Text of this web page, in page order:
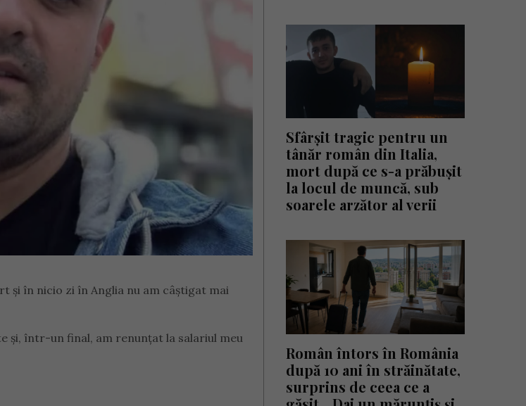
și în nicio zi în Anglia nu am câștigat mai
și, într-un final, am renunțat la salariul meu
Sfârșit tragic pentru un
tânăr român din Italia,
mort după ce s-a prăbușit
la locul de muncă, sub
soarele arzător al verii
Român întors în România
după 10 ani în străinătate,
surprins de ceea ce a